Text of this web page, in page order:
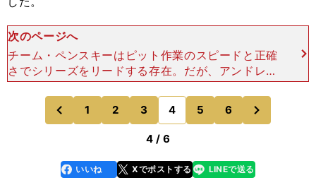
次のページへ
チーム・ペンスキーはピット作業のスピードと正確
さでシリーズをリードする存在。だが、アンドレッ
ティ・オートスポートは、ピットワークをもう一段
レベルアップさせる必要がある。 ゴールまでの最
終スティント、琢
前
のページへ
1 2 3 4 5 6
のページへ
4 / 6
faceboo
k
いいね Xでポストする
line LINEで送る